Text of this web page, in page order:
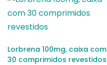
Lorbrena 100mg, caixa com
30 comprimidos revestidos